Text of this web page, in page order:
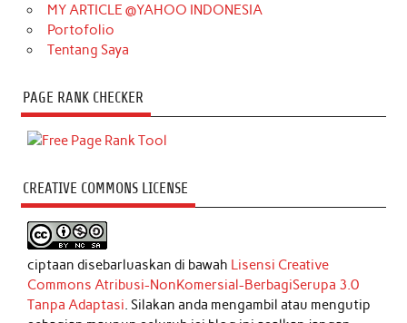
MY ARTICLE @YAHOO INDONESIA
Portofolio
Tentang Saya
PAGE RANK CHECKER
CREATIVE COMMONS LICENSE
ciptaan disebarluaskan di bawah Lisensi Creative
Commons Atribusi-NonKomersial-BerbagiSerupa 3.0
Tanpa Adaptasi. Silakan anda mengambil atau mengutip